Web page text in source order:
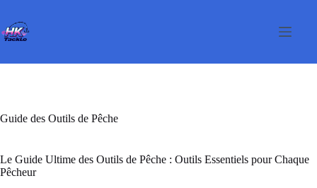
contenu
Guide des Outils de Pêche
Le Guide Ultime des Outils de Pêche : Outils Essentiels pour Chaque
Pêcheur